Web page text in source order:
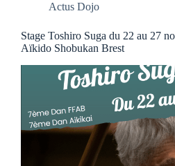
Actus Dojo
Stage Toshiro Suga du 22 au 27
Aïkido Shobukan Brest